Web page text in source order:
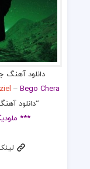
دانلود آهنگ
–Bego Chera
“دانلود
***